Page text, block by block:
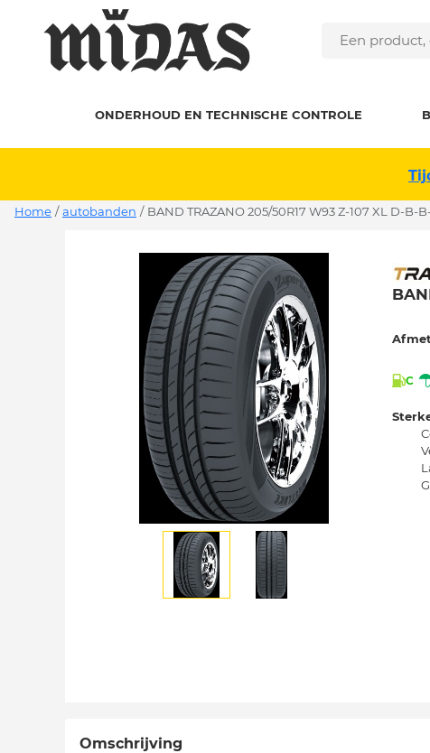
ONDERHOUD EN TECHNISCHE CONTROLE
Home / autobanden / BAND TRAZANO 205/50R17 W93 Z-107 XL D-B-
C
Omschrijving